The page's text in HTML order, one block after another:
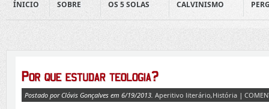
ÍNICIO SOBRE OS 5 SOLAS CALVINISMO
Postado por Clóvis Gonçalves em 6/19/2013. Aperitivo literário,História |